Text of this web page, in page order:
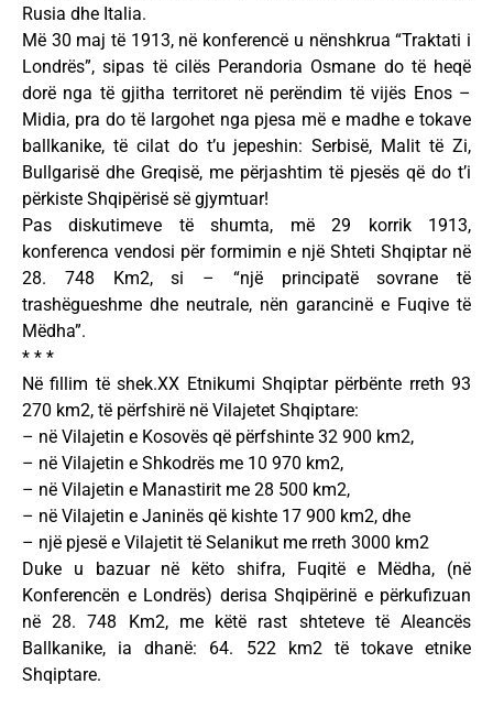
Rusia dhe Italia.
Më 30 maj të 1913, në konferencë u nënshkrua “Traktati i
Londrës”, sipas të cilës Perandoria Osmane do të heqë
dorë nga të gjitha territoret në perëndim të vijës Enos –
Midia, pra do të largohet nga pjesa më e madhe e tokave
ballkanike, të cilat do t’u jepeshin: Serbisë, Malit të Zi,
Bullgarisë dhe Greqisë, me përjashtim të pjesës që do t’i
përkiste Shqipërisë së gjymtuar!
Pas diskutimeve të shumta, më 29 korrik 1913,
konferenca vendosi për formimin e një Shteti Shqiptar në
28. 748 Km2, si – “një principatë sovrane të
trashëgueshme dhe neutrale, nën garancinë e Fuqive të
Mëdha”.
* * *
Në fillim të shek.XX Etnikumi Shqiptar përbënte rreth 93
270 km2, të përfshirë në Vilajetet Shqiptare:
– në Vilajetin e Kosovës që përfshinte 32 900 km2,
– në Vilajetin e Shkodrës me 10 970 km2,
– në Vilajetin e Manastirit me 28 500 km2,
– në Vilajetin e Janinës që kishte 17 900 km2, dhe
– një pjesë e Vilajetit të Selanikut me rreth 3000 km2
Duke u bazuar në këto shifra, Fuqitë e Mëdha, (në
Konferencën e Londrës) derisa Shqipërinë e përkufizuan
në 28. 748 Km2, me këtë rast shteteve të Aleancës
Ballkanike, ia dhanë: 64. 522 km2 të tokave etnike
Shqiptare.